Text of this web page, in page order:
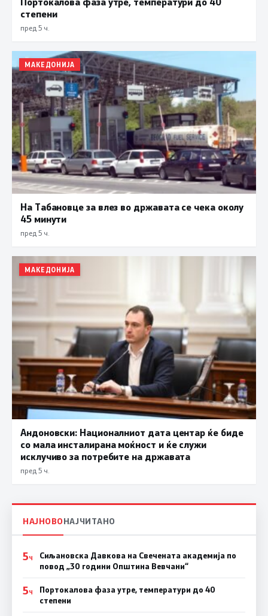
степени
пред 5 ч.
МАКЕДОНИЈА
На Табановце за влез во државата се чека околу
45 минути
пред 5 ч.
МАКЕДОНИЈА
Андоновски: Националниот дата центар ќе биде
со мала инсталирана моќност и ќе служи
исклучиво за потребите на државата
пред 5 ч.
НАЈНОВОНАЈЧИТАНО
5Ч
Сиљановска Давкова на Свечената академија по
повод „30 години Општина Вевчани“
5Ч
Портокалова фаза утре, температури до 40
степени